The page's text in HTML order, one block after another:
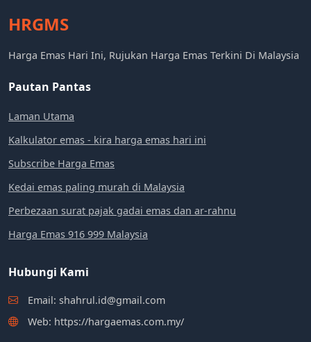
HRGMS
Harga Emas Hari Ini, Rujukan Harga Emas Terkini Di Malaysia
Pautan Pantas
Laman Utama
Kalkulator emas - kira harga emas hari ini
Subscribe Harga Emas
Kedai emas paling murah di Malaysia
Perbezaan surat pajak gadai emas dan ar-rahnu
Harga Emas 916 999 Malaysia
Hubungi Kami
Email: shahrul.id@gmail.com
Web: https://hargaemas.com.my/